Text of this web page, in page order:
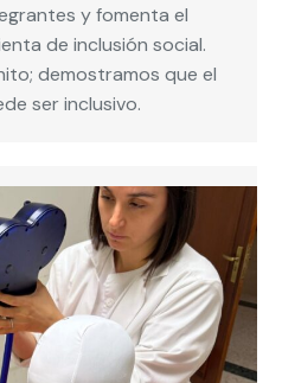
y fomenta el
de inclusión social.
demostramos que el
ser inclusivo.